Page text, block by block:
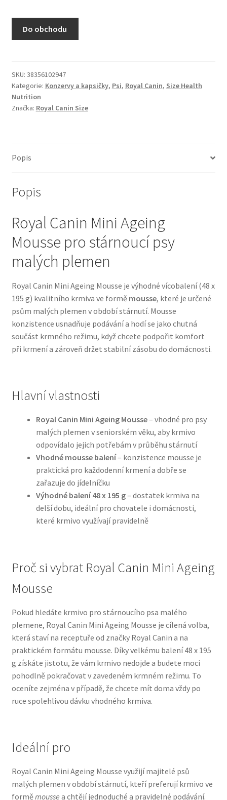
Purizon pro kočky
Vše pro psy — Krmivo, doplňky, vybavení
Boudy a výběhy
Bozita pro psy — Švédské krmivo s nordickou kvalitou
Granule pro psy
Natural Trainer pro psy — Italské krmivo s
přírodními složkami
Hill’s pro psy
Hračky pro psy
Konzervy a kapsičky pro psy
N&D Farmina pro psy — Italské holistic krmivo
Oblečky pro psy
Ortopedické pelíšky
Přepravky pro psy
Purizon pro psy — Vysoký obsah masa, bez obilovin
Royal Canin pro psy
Veterinární dieta pro psy
Wolf of Wilderness
Do obchodu
SKU: 38356102947
Kategorie: Konzervy a kapsičky, Psi, Royal Canin, Size Health
Nutrition
Značka: Royal Canin Size
Popis
Popis
Royal Canin Mini Ageing
Mousse pro stárnoucí psy
malých plemen
Royal Canin Mini Ageing Mousse je výhodné vícobalení (48 x
195 g) kvalitního krmiva ve formě mousse, které je určené
psům malých plemen v období stárnutí. Mousse
konzistence usnadňuje podávání a hodí se jako chutná
součást krmného režimu, když chcete podpořit komfort
při krmení a zároveň držet stabilní zásobu do domácnosti.
Hlavní vlastnosti
Royal Canin Mini Ageing Mousse– vhodné pro psy
malých plemen v seniorském věku, aby krmivo
odpovídalo jejich potřebám v průběhu stárnutí
Vhodné mousse balení– konzistence mousse je
praktická pro každodenní krmení a dobře se
zařazuje do jídelníčku
Výhodné balení 48 x 195 g– dostatek krmiva na
delší dobu, ideální pro chovatele i domácnosti,
které krmivo využívají pravidelně
Proč si vybrat Royal Canin Mini Ageing
Mousse
Pokud hledáte krmivo pro stárnoucího psa malého
plemene, Royal Canin Mini Ageing Mousse je cílená volba,
která staví na receptuře od značky Royal Canin a na
praktickém formátu mousse. Díky velkému balení 48 x 195
g získáte jistotu, že vám krmivo nedojde a budete moci
pohodlně pokračovat v zavedeném krmném režimu. To
oceníte zejména v případě, že chcete mít doma vždy po
ruce spolehlivou dávku vhodného krmiva.
Ideální pro
Royal Canin Mini Ageing Mousse využijí majitelé psů
malých plemen v období stárnutí, kteří preferují krmivo ve
forměmousse a chtějí jednoduché a pravidelné podávání.